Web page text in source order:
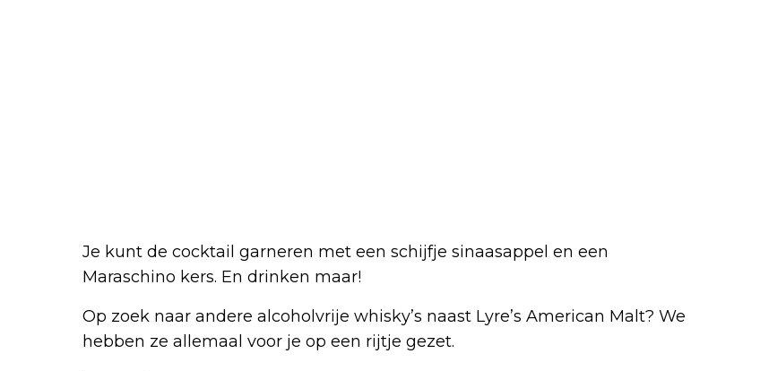
Je kunt de cocktail garneren met een schijfje sinaasappel en een
Maraschino kers. En drinken maar!
Op zoek naar andere alcoholvrije whisky’s naast Lyre’s American Malt? We
hebben ze allemaal voor je op een rijtje gezet.